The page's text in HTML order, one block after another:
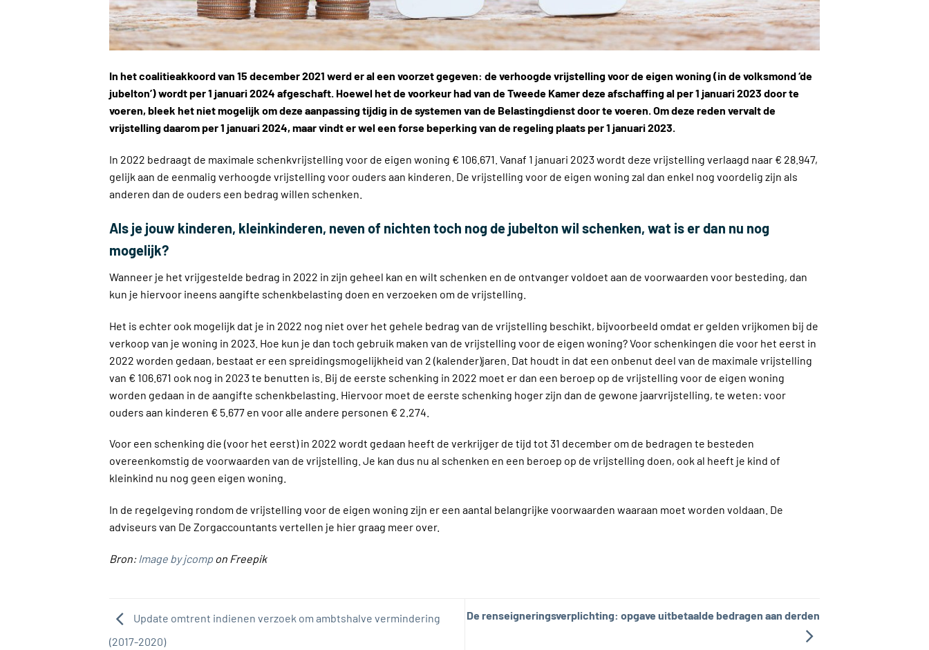
In het coalitieakkoord van 15 december 2021 werd er al een voorzet gegeven: de verhoogde vrijstelling voor de eigen woning (in de volksmond ‘de
jubelton’) wordt per 1 januari 2024 afgeschaft. Hoewel het de voorkeur had van de Tweede Kamer deze afschaffing al per 1 januari 2023 door te
voeren, bleek het niet mogelijk om deze aanpassing tijdig in de systemen van de Belastingdienst door te voeren. Om deze reden vervalt de
vrijstelling daarom per 1 januari 2024, maar vindt er wel een forse beperking van de regeling plaats per 1 januari 2023.
In 2022 bedraagt de maximale schenkvrijstelling voor de eigen woning € 106.671. Vanaf 1 januari 2023 wordt deze vrijstelling verlaagd naar € 28.947,
gelijk aan de eenmalig verhoogde vrijstelling voor ouders aan kinderen. De vrijstelling voor de eigen woning zal dan enkel nog voordelig zijn als
anderen dan de ouders een bedrag willen schenken.
Als je jouw kinderen, kleinkinderen, neven of nichten toch nog de jubelton wil schenken, wat is er dan nu nog
mogelijk?
Wanneer je het vrijgestelde bedrag in 2022 in zijn geheel kan en wilt schenken en de ontvanger voldoet aan de voorwaarden voor besteding, dan
kun je hiervoor ineens aangifte schenkbelasting doen en verzoeken om de vrijstelling.
Het is echter ook mogelijk dat je in 2022 nog niet over het gehele bedrag van de vrijstelling beschikt, bijvoorbeeld omdat er gelden vrijkomen bij de
verkoop van je woning in 2023. Hoe kun je dan toch gebruik maken van de vrijstelling voor de eigen woning? Voor schenkingen die voor het eerst in
2022 worden gedaan, bestaat er een spreidingsmogelijkheid van 2 (kalender)jaren. Dat houdt in dat een onbenut deel van de maximale vrijstelling
van € 106.671 ook nog in 2023 te benutten is. Bij de eerste schenking in 2022 moet er dan een beroep op de vrijstelling voor de eigen woning
worden gedaan in de aangifte schenkbelasting. Hiervoor moet de eerste schenking hoger zijn dan de gewone jaarvrijstelling, te weten: voor
ouders aan kinderen € 5.677 en voor alle andere personen € 2.274.
Voor een schenking die (voor het eerst) in 2022 wordt gedaan heeft de verkrijger de tijd tot 31 december om de bedragen te besteden
overeenkomstig de voorwaarden van de vrijstelling. Je kan dus nu al schenken en een beroep op de vrijstelling doen, ook al heeft je kind of
kleinkind nu nog geen eigen woning.
In de regelgeving rondom de vrijstelling voor de eigen woning zijn er een aantal belangrijke voorwaarden waaraan moet worden voldaan. De
adviseurs van De Zorgaccountants vertellen je hier graag meer over.
Bron: Image by jcompon Freepik
Update omtrent indienen verzoek om ambtshalve vermindering
(2017-2020)
De renseigneringsverplichting: opgave uitbetaalde bedragen aan derden